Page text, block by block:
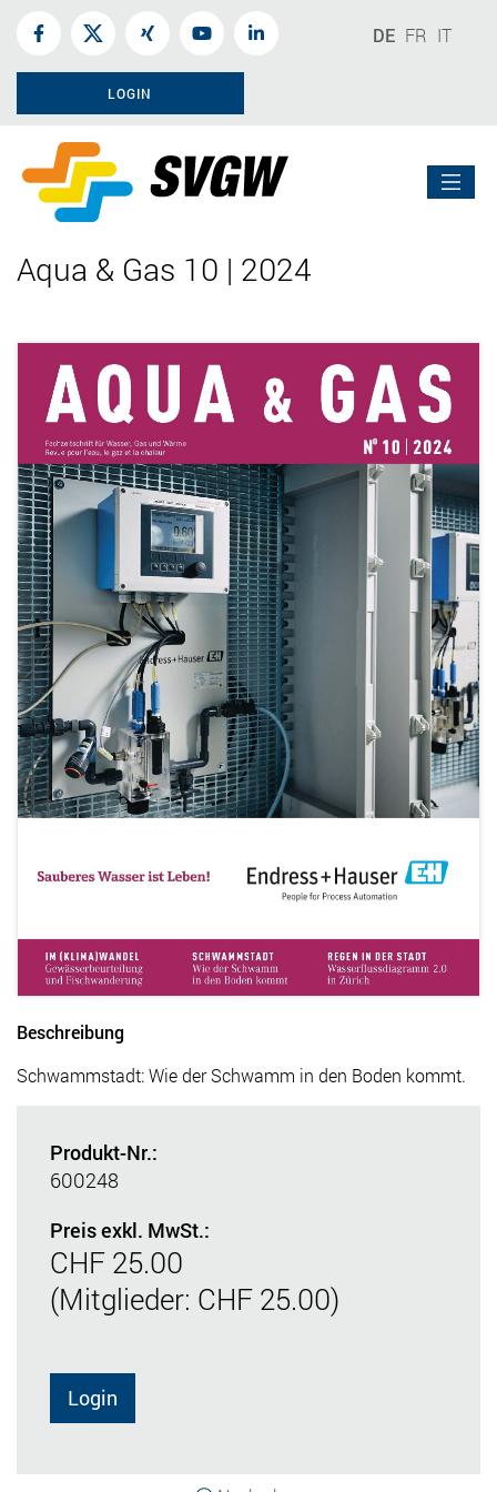
DE FR IT
LOGIN
Aqua & Gas 10 | 2024
Beschreibung
Schwammstadt: Wie der Schwamm in den Boden kommt.
Produkt-Nr.:
600248
Preis exkl. MwSt.:
CHF 25.00
(Mitglieder: CHF 25.00)
Login